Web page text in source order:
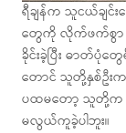
ရီချန်က သူငယ်ချ
တွေကို လိုက်ဖက်စွာ
ခိုင်းခဲ့ပြီး ဓာတ်ပုံ
တောင် သူတို့နှစ်ဦးက
ပထမတော့ သူတို့က
မလွယ်ကူခဲ့ပါဘူး။